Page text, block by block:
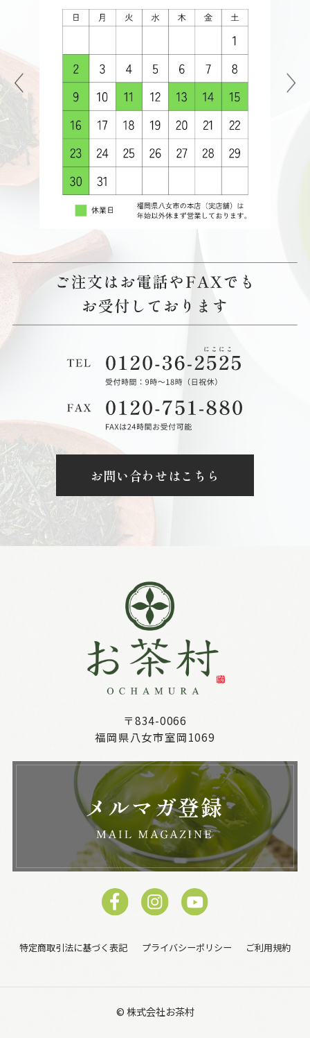
お問い合わせはこちら
〒834-0066
福岡県八女市室岡1069
特定商取引法に基づく表記 プライバシーポリシー ご利用規約
© 株式会社お茶村